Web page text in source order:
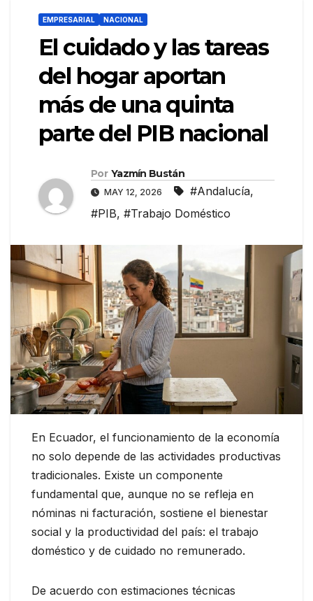
EMPRESARIAL NACIONAL
El cuidado y las tareas
del hogar aportan
más de una quinta
parte del PIB nacional
Por Yazmín Bustán
MAY 12, 2026 #Andalucía,
#PIB, #Trabajo Doméstico
En Ecuador, el funcionamiento de la economía
no solo depende de las actividades productivas
tradicionales. Existe un componente
fundamental que, aunque no se refleja en
nóminas ni facturación, sostiene el bienestar
social y la productividad del país: el trabajo
doméstico y de cuidado no remunerado.
De acuerdo con estimaciones técnicas